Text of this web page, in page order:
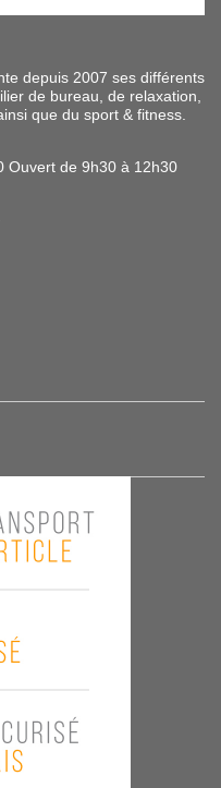
depuis 2007 ses différents
de bureau, de relaxation,
que du sport & fitness.
Ouvert de 9h30 à 12h30